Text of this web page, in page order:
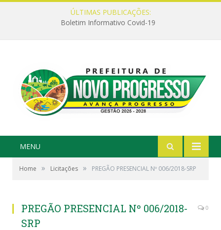
ÚLTIMAS PUBLICAÇÕES:
Boletim Informativo Covid-19
MENU
Home » Licitações » PREGÃO PRESENCIAL Nº 006/2018-SRP
PREGÃO PRESENCIAL Nº 006/2018-
SRP
0